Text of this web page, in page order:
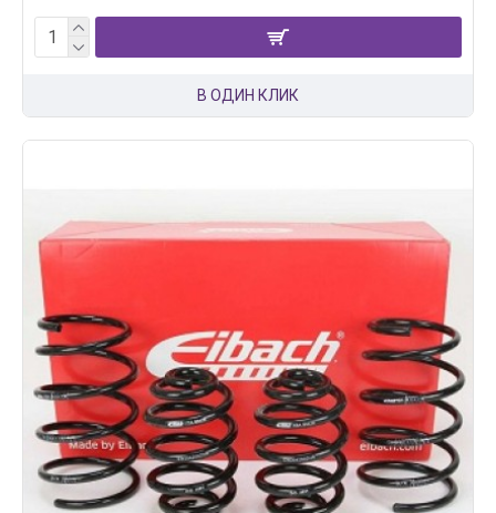
В ОДИН КЛИК